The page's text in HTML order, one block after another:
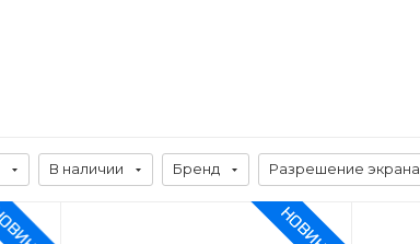
В наличии Бренд Разрешение экрана